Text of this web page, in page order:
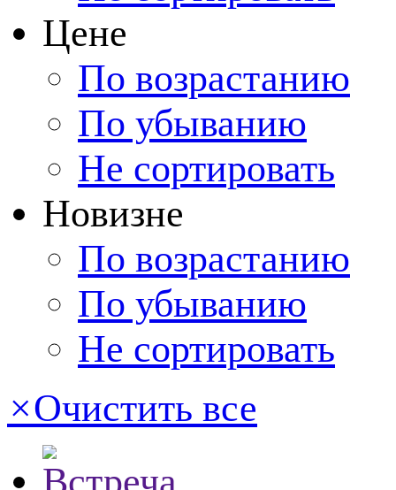
Цене
По возрастанию
По убыванию
Не сортировать
Новизне
По возрастанию
По убыванию
Не сортировать
×Очистить все